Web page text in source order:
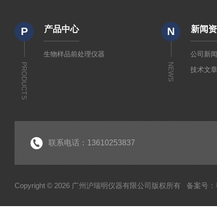
P
PRODUCTS
产品中心
生物样品前处理仪器
N
NEWS
新闻
公司新
技术文
联系电话：13610253837
Copyright © 2026 广州沪瑞明仪器有限公司版权所有 备案号